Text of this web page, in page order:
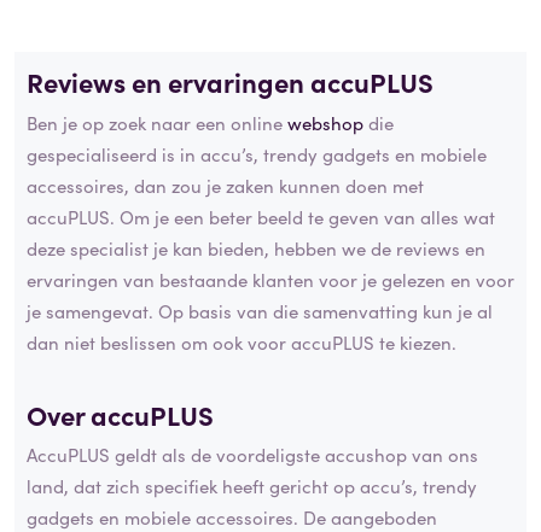
Reviews en ervaringen accuPLUS
Ben je op zoek naar een onlinewebshopdie
gespecialiseerd is in accu’s, trendy gadgets en mobiele
accessoires, dan zou je zaken kunnen doen met
accuPLUS. Om je een beter beeld te geven van alles wat
deze specialist je kan bieden, hebben we de reviews en
ervaringen van bestaande klanten voor je gelezen en voor
je samengevat. Op basis van die samenvatting kun je al
dan niet beslissen om ook voor accuPLUS te kiezen.
Over accuPLUS
AccuPLUS geldt als de voordeligste accushop van ons
land, dat zich specifiek heeft gericht op accu’s, trendy
gadgets en mobiele accessoires. De aangeboden